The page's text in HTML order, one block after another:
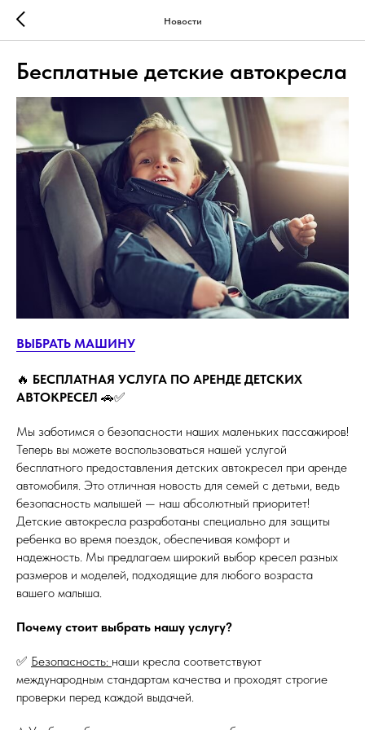
Новости
Бесплатные детские автокресла
ВЫБРАТЬ МАШИНУ
🔥 БЕСПЛАТНАЯ УСЛУГА ПО АРЕНДЕ ДЕТСКИХ
АВТОКРЕСЕЛ 🚗✅
Мы заботимся о безопасности наших маленьких пассажиров!
Теперь вы можете воспользоваться нашей услугой
бесплатного предоставления детских автокресел при аренде
автомобиля. Это отличная новость для семей с детьми, ведь
безопасность малышей — наш абсолютный приоритет!
Детские автокресла разработаны специально для защиты
ребенка во время поездок, обеспечивая комфорт и
надежность. Мы предлагаем широкий выбор кресел разных
размеров и моделей, подходящие для любого возраста
вашего малыша.
Почему стоит выбрать нашу услугу?
✅ Безопасность: наши кресла соответствуют
международным стандартам качества и проходят строгие
проверки перед каждой выдачей.